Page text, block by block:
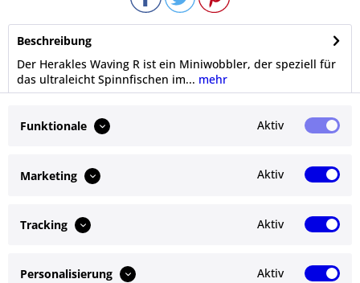
Beschreibung
Der Herakles Waving R ist ein Miniwobbler, der speziell für
das ultraleicht Spinnfischen im... mehr
Bewertungen
0
Ähnliche Artikel
Kunden kauften auch
Funktionale Aktiv
Marketing Aktiv
Tracking Aktiv
Personalisierung Aktiv